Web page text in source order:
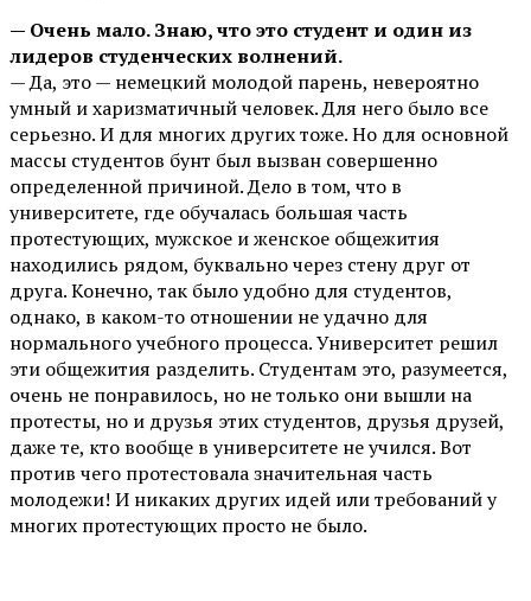
— Очень мало. Знаю, что это студент и один из
лидеров студенческих волнений.
— Да, это — немецкий молодой парень, невероятно
умный и харизматичный человек. Для него было все
серьезно. И для многих других тоже. Но для основной
массы студентов бунт был вызван совершенно
определенной причиной. Дело в том, что в
университете, где обучалась большая часть
протестующих, мужское и женское общежития
находились рядом, буквально через стену друг от
друга. Конечно, так было удобно для студентов,
однако, в каком-то отношении не удачно для
нормального учебного процесса. Университет решил
эти общежития разделить. Студентам это, разумеется,
очень не понравилось, но не только они вышли на
протесты, но и друзья этих студентов, друзья друзей,
даже те, кто вообще в университете не учился. Вот
против чего протестовала значительная часть
молодежи! И никаких других идей или требований у
многих протестующих просто не было.